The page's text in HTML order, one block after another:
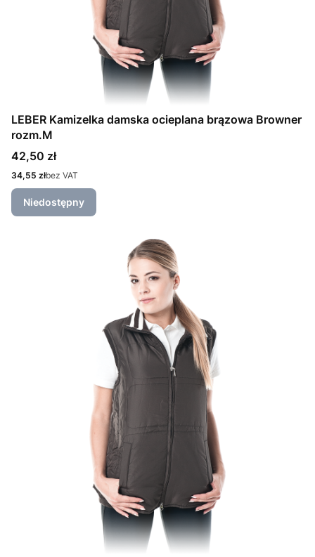
LEBER Kamizelka damska ocieplana brązowa Browner
rozm.M
Cena
42,50 zł
Cena
34,55 złbez VAT
Niedostępny